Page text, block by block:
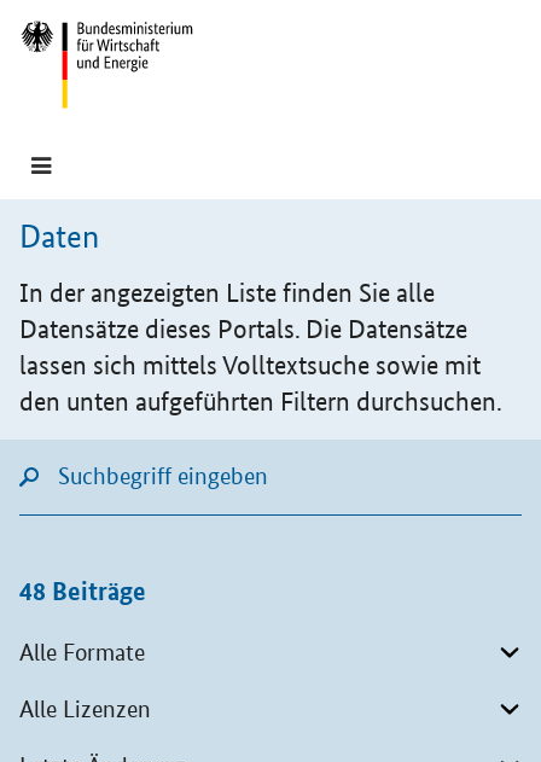
Navigation
Hauptmenü
Daten
In der angezeigten Liste finden Sie alle
Datensätze dieses Portals. Die Datensätze
lassen sich mittels Volltextsuche sowie mit
den unten aufgeführten Filtern durchsuchen.
Suchfeld
Lupensymbol für Listensuche
48 Beiträge
Alle Formate
Alle Lizenzen